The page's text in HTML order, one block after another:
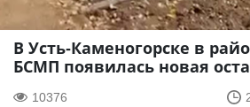
В Усть-Каменогорске в
БСМП появилась новая
10376